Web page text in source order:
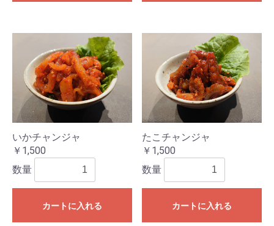
いかチャンジャ
￥1,500
数量
カートに入れる
たこチャンジャ
￥1,500
数量
カートに入れる